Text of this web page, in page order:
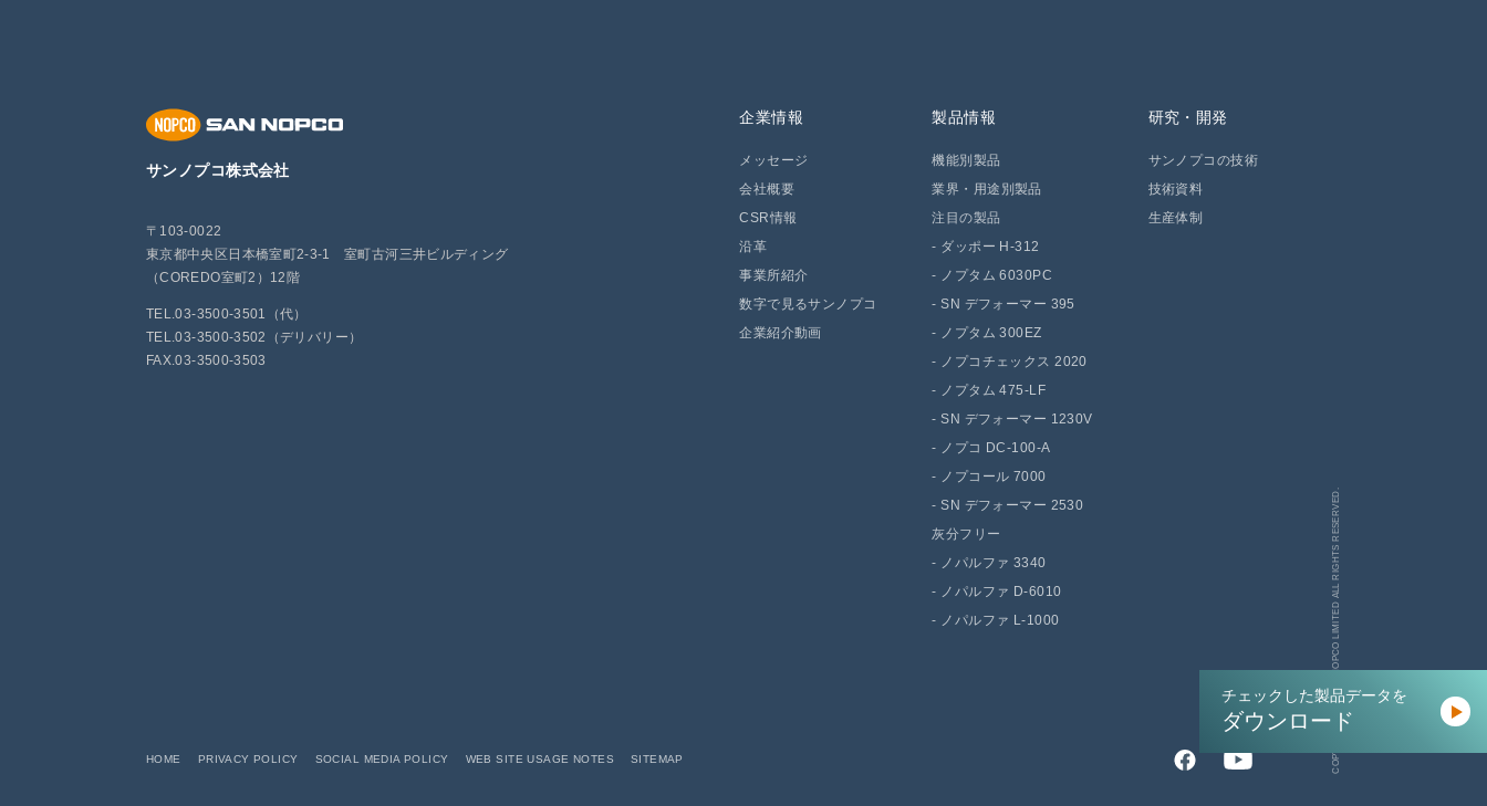
チェックした製品データを
ダウンロード
サンノプコ株式会社
〒103-0022
東京都中央区日本橋室町2-3-1 室町古河三井ビルディング
（COREDO室町2）12階
TEL.03-3500-3501（代）
TEL.03-3500-3502（デリバリー）
FAX.03-3500-3503
企業情報
メッセージ
会社概要
CSR情報
沿革
事業所紹介
数字で見るサンノプコ
企業紹介動画
製品情報
機能別製品
業界・用途別製品
注目の製品
- ダッポー H-312
- ノプタム 6030PC
-SN デフォーマー 395
- ノプタム 300EZ
- ノプコチェックス 2020
- ノプタム 475-LF
-SN デフォーマー 1230V
- ノプコ DC-100-A
- ノプコール 7000
-SN デフォーマー 2530
灰分フリー
- ノパルファ 3340
- ノパルファ D-6010
- ノパルファ L-1000
研究・開発
サンノプコの技術
技術資料
生産体制
HOME PRIVACY POLICY SOCIAL MEDIA POLICY WEB SITE USAGE NOTES SITEMAP COPYRIGHT (C) SAN NOPCO LIMITED ALL RIGHTS RESERVED.